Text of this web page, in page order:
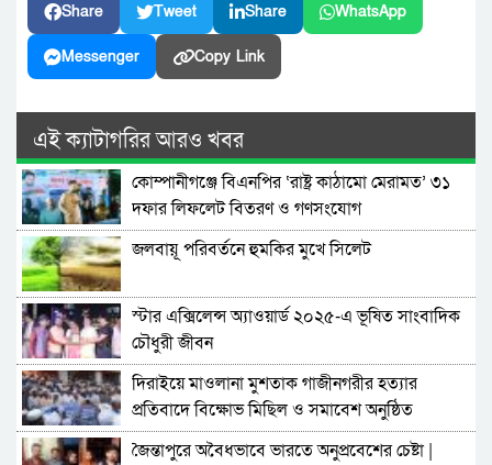
Share Tweet Share WhatsApp
Messenger Copy Link
এই ক্যাটাগরির আরও খবর
কোম্পানীগঞ্জে বিএনপির ‘রাষ্ট্র কাঠামো মেরামত’ ৩১
দফার লিফলেট বিতরণ ও গণসংযোগ
জলবায়ূ পরিবর্তনে হুমকির মুখে সিলেট
স্টার এক্সিলেন্স অ্যাওয়ার্ড ২০২৫-এ ভূষিত সাংবাদিক
চৌধুরী জীবন
দিরাইয়ে মাওলানা মুশতাক গাজীনগরীর হত্যার
প্রতিবাদে বিক্ষোভ মিছিল ও সমাবেশ অনুষ্ঠিত
জৈন্তাপুরে অবৈধভাবে ভারতে অনুপ্রবেশের চেষ্টা |